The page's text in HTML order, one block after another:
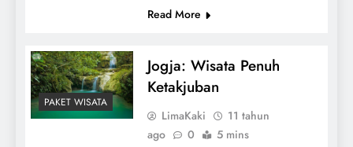
Read More
PAKET WISATA
Jogja: Wisata Penuh
Ketakjuban
LimaKaki
11 tahun
ago
0 5 mins